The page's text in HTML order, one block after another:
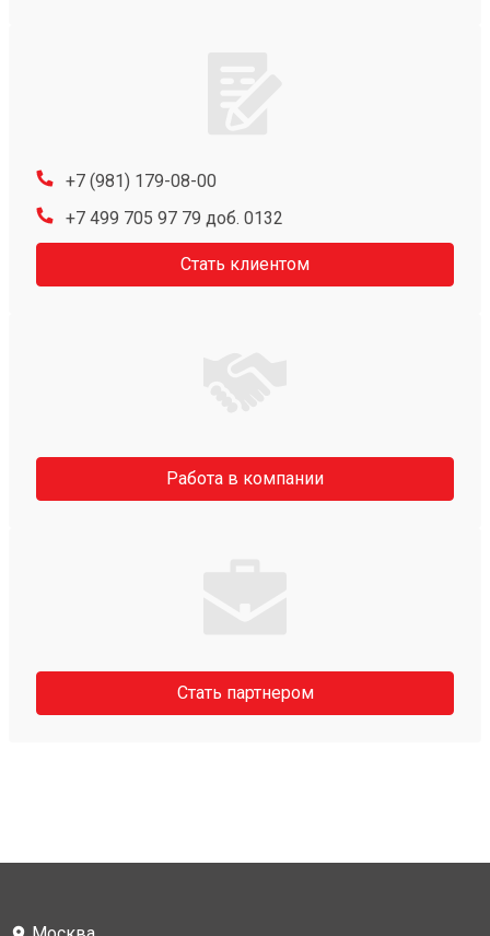
+7 (981) 179-08-00
+7 499 705 97 79 доб. 0132
Стать клиентом
Работа в компании
Стать партнером